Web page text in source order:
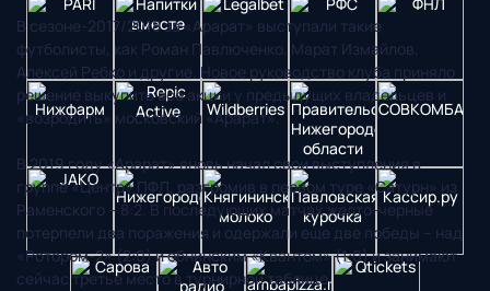
В сезоне-2017/2018 за «Арарат» выступали такие
футболисты, как Роман Павлюченко, Марат Измайлов,
Алексей Ребко и другие. Новое руководство клуба приняло
решение выкупить все акции у предыдущих владельцев и
«возродить» московский «Арарат».
В 2019 году «Арарат» вновь начал свои выступления в
группе «Центр» ПФЛ, разгромив в первом туре «Сатурн» из
Раменского – 8:2. В последующих матчах желто-черные
потерпели два поражения и одержали еще две победы – над
«Ротором-2» (2:0) и обнинским «Квантом» (1:0) и занимают
сейчас третье место в турнирной таблице.